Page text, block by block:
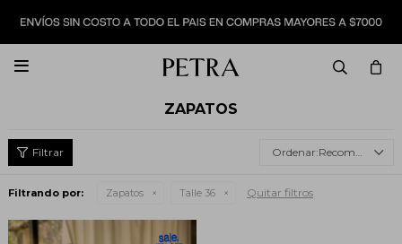

ZAPATOS
Recomendados
Filtrando por: Zapatos Talle 36 Quitar filtros